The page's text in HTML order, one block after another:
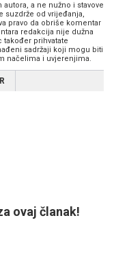
a ne nužno i stavove
suzdrže od vrijeđanja,
pravo da obriše komentar
redakcija nije dužna
također prihvatate
sadržaji koji mogu biti
načelima i uvjerenjima.
ovaj članak!